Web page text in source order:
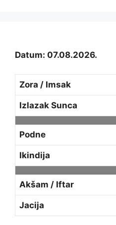
Datum: 07.08.2026.
Zora / Imsak
Izlazak Sunca
Podne
Ikindija
Akšam / Iftar
Jacija